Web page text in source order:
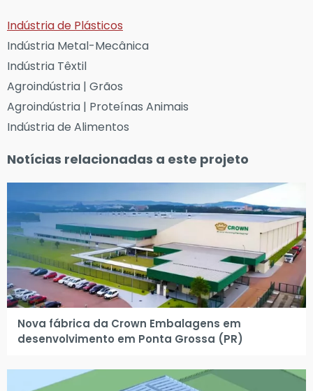
Indústria de Plásticos
Indústria Metal-Mecânica
Indústria Têxtil
Agroindústria | Grãos
Agroindústria | Proteínas Animais
Indústria de Alimentos
Notícias relacionadas a este projeto
Nova fábrica da Crown Embalagens em
desenvolvimento em Ponta Grossa (PR)